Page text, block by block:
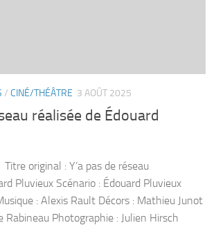
/ CINÉ/THÉÂTRE 3 AOÛT 2025
réalisée de Édouard
original : Y’a pas de réseau
Pluvieux Scénario : Édouard Pluvieux
: Alexis Rault Décors : Mathieu Junot
Rabineau Photographie : Julien Hirsch